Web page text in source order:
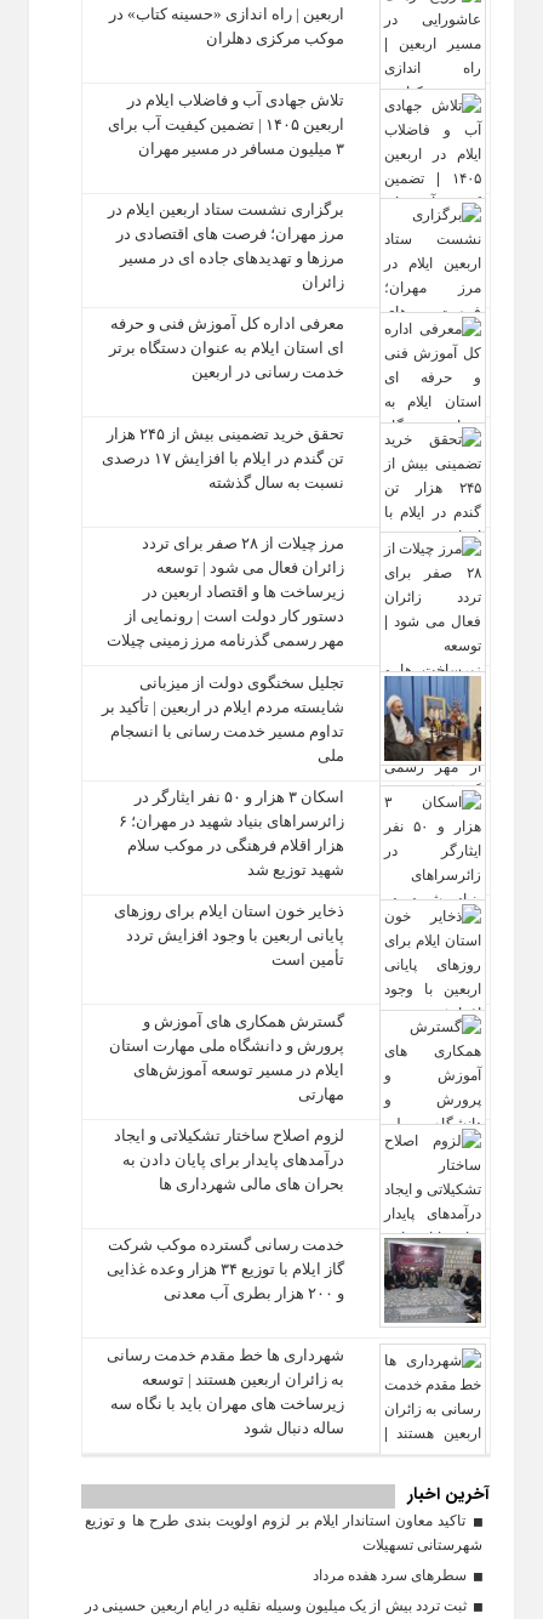
اربعین | راه‌ اندازی «حسینه کتاب» در
موکب مرکزی دهلران
تلاش جهادی آب و فاضلاب ایلام در
اربعین ۱۴۰۵ | تضمین کیفیت آب برای
۳ میلیون مسافر در مسیر مهران
برگزاری نشست ستاد اربعین ایلام در
مرز مهران؛ فرصت‌ های اقتصادی در
مرزها و تهدیدهای جاده‌ ای در مسیر
زائران
معرفی اداره کل آموزش فنی و حرفه‌
ای استان ایلام به‌ عنوان دستگاه برتر
خدمت‌ رسانی در اربعین
تحقق خرید تضمینی بیش از ۲۴۵ هزار
تن گندم در ایلام با افزایش ۱۷ درصدی
نسبت به سال گذشته
مرز چیلات از ۲۸ صفر برای تردد
زائران فعال می‌ شود | توسعه
زیرساخت‌ ها و اقتصاد اربعین در
دستور کار دولت است | رونمایی از
مهر رسمی گذرنامه مرز زمینی چیلات
تجلیل سخنگوی دولت از میزبانی
شایسته مردم ایلام در اربعین | تأکید بر
تداوم مسیر خدمت‌ رسانی با انسجام
ملی
اسکان ۳ هزار و ۵۰ نفر ایثارگر در
زائرسراهای بنیاد شهید در مهران؛ ۶
هزار اقلام فرهنگی در موکب سلام
شهید توزیع شد
ذخایر خون استان ایلام برای روزهای
پایانی اربعین با وجود افزایش تردد
تأمین است
گسترش همکاری‌ های آموزش و
پرورش و دانشگاه ملی مهارت استان
ایلام در مسیر توسعه آموزش‌های
مهارتی
لزوم اصلاح ساختار تشکیلاتی و ایجاد
درآمدهای پایدار برای پایان دادن به
بحران‌ های مالی شهرداری‌ ها
خدمت رسانی گسترده موکب شرکت
گاز ایلام با توزیع ۳۴ هزار وعده غذایی
و ۲۰۰ هزار بطری آب معدنی
شهرداری‌ ها خط مقدم خدمت ‌رسانی
به زائران اربعین هستند | توسعه
زیرساخت ‌های مهران باید با نگاه سه‌
ساله دنبال شود
آخرین اخبار
تاکید معاون استاندار ایلام بر لزوم اولویت‌ بندی طرح‌ ها و توزیع
شهرستانی تسهیلات
سطرهای سرد هفده مرداد
ثبت تردد بیش از یک میلیون وسیله نقلیه در ایام اربعین حسینی در